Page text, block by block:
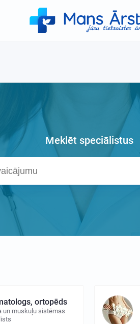
Meklēt speciālistus
ortopēds
un muskuļu sistēmas